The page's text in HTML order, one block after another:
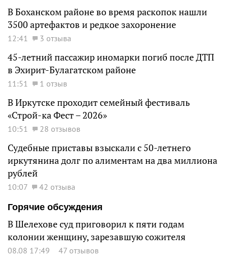
В Боханском районе во время раскопок нашли
3500 артефактов и редкое захоронение
12:41 3 отзыва
45-летний пассажир иномарки погиб после ДТП
в Эхирит-Булагатском районе
11:51 1 отзыв
В Иркутске проходит семейный фестиваль
«Строй-ка Фест – 2026»
10:51 28 отзывов
Судебные приставы взыскали с 50-летнего
иркутянина долг по алиментам на два миллиона
рублей
10:07
42 отзыва
Горячие обсуждения
В Шелехове суд приговорил к пяти годам
колонии женщину, зарезавшую сожителя
08.08 17:49 47 отзывов